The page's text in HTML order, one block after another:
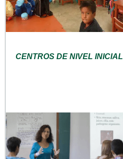
CENTROS DE NIVEL INICIAL